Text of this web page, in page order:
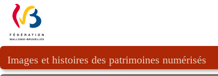
Images et histoires des patrimoines numérisés